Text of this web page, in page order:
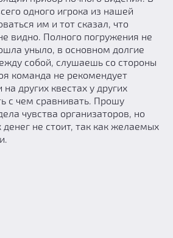
одного игрока из нашей
им и тот сказал, что
видно. Полного погружения не
уныло, в основном долгие
собой, слушаешь со стороны
команда не рекомендует
других квестах у других
с чем сравнивать. Прошу
чувства организаторов, но
денег не стоит, так как желаемых